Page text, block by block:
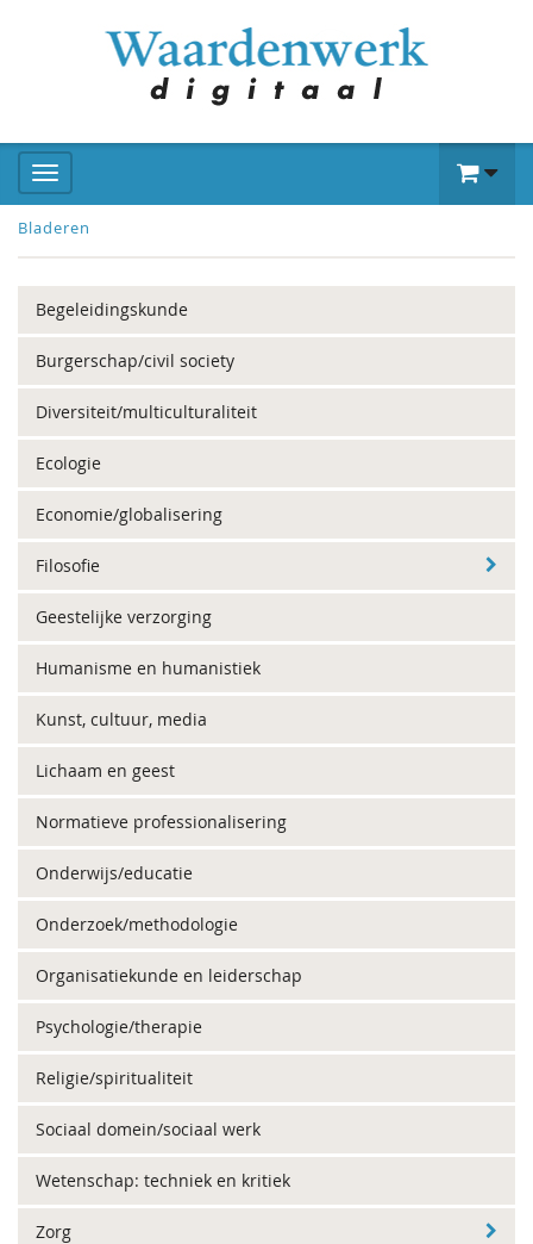
Bladeren
Begeleidingskunde
Burgerschap/civil society
Diversiteit/multiculturaliteit
Ecologie
Economie/globalisering
Filosofie
Geestelijke verzorging
Humanisme en humanistiek
Kunst, cultuur, media
Lichaam en geest
Normatieve professionalisering
Onderwijs/educatie
Onderzoek/methodologie
Organisatiekunde en leiderschap
Psychologie/therapie
Religie/spiritualiteit
Sociaal domein/sociaal werk
Wetenschap: techniek en kritiek
Zorg